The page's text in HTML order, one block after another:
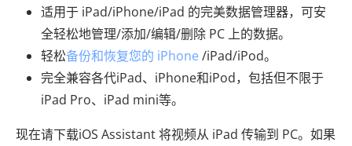
适用于 iPad/iPhone/iPad 的完美数据管理器，可安
全轻松地管理/添加/编辑/删除 PC 上的数据。
轻松备份和恢复您的 iPhone /iPad/iPod。
完全兼容各代iPad、iPhone和iPod，包括但不限于
iPad Pro、iPad mini等。
现在请下载iOS Assistant 将视频从 iPad 传输到 PC。如果